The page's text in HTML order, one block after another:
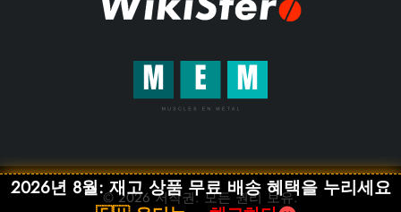
2026년 8월: 재고 상품 무료 배송 혜택을 누리세요
© 2026 저작권. 모든 권리 보유.